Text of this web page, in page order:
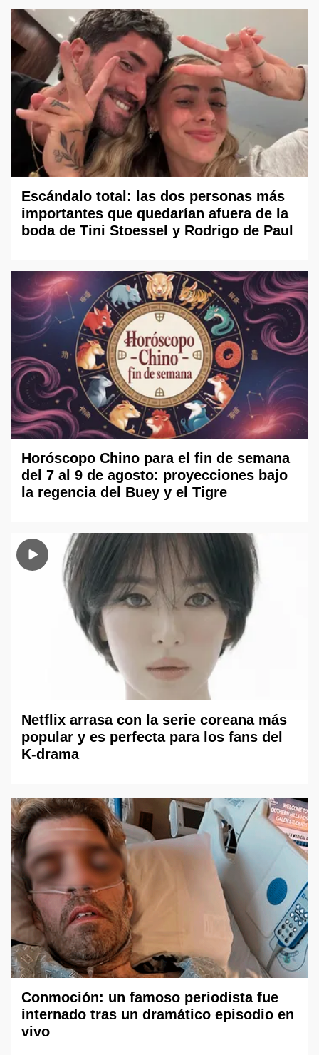
Escándalo total: las dos personas más
importantes que quedarían afuera de la
boda de Tini Stoessel y Rodrigo de Paul
Horóscopo Chino para el fin de semana
del 7 al 9 de agosto: proyecciones bajo
la regencia del Buey y el Tigre
Netflix arrasa con la serie coreana más
popular y es perfecta para los fans del
K-drama
Conmoción: un famoso periodista fue
internado tras un dramático episodio en
vivo